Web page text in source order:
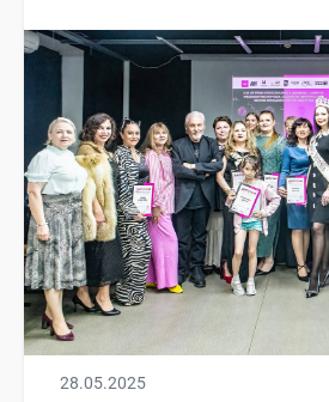
28.05.2025